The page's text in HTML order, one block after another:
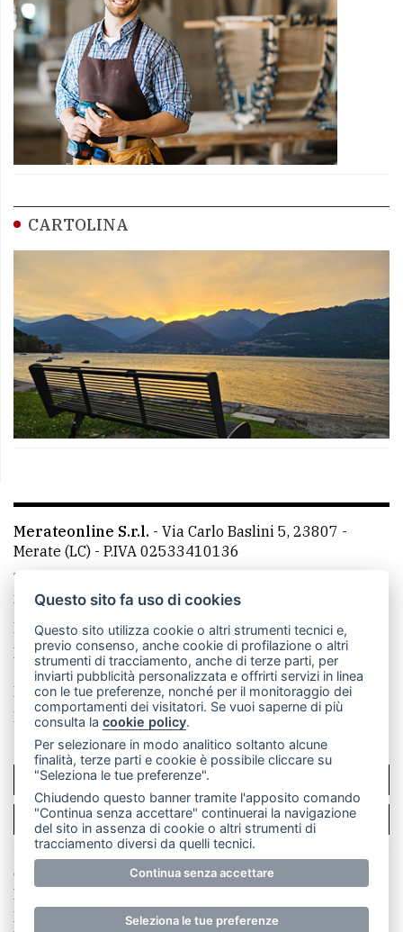
CARTOLINA
Merateonline S.r.l. - Via Carlo Baslini 5, 23807 -
Merate (LC) - P.IVA 02533410136
Telefono:
mail: redazione@leccoonline.com
La redazione
MerateOnline CasateOnline
RSS
Made by VIP
Privacy policy
Cookie policy
Rivedi le tue scelte sui cookie
SCRIVICI
PER LA TUA PUBBLICITÀ
© Copyright Merateonline S.r.l. - Tutti i diritti riservati.
E' proibita la riproduzione e pubblicazione anche
parziale di testi, articoli e immagini senza la
Questo sito fa uso di cookies
Questo sito utilizza cookie o altri strumenti tecnici e,
previo consenso, anche cookie di profilazione o altri
strumenti di tracciamento, anche di terze parti, per
inviarti pubblicità personalizzata e offrirti servizi in linea
con le tue preferenze, nonché per il monitoraggio dei
comportamenti dei visitatori. Se vuoi saperne di più
consulta lacookie policy.
Per selezionare in modo analitico soltanto alcune
finalità, terze parti e cookie è possibile cliccare su
"Seleziona le tue preferenze".
Chiudendo questo banner tramite l'apposito comando
"Continua senza accettare" continuerai la navigazione
del sito in assenza di cookie o altri strumenti di
tracciamento diversi da quelli tecnici.
Continua senza accettare
Seleziona le tue preferenze